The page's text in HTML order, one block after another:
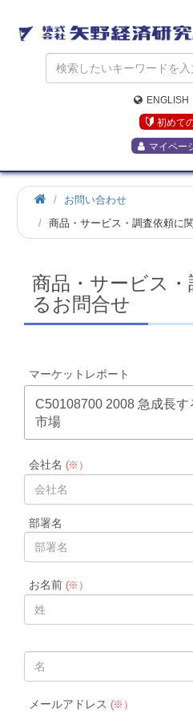
ENGLISH
初めて
マイペー
お問い合わせ
商品・サービス・調査依頼に
商品・サービス
るお問合せ
マーケットレポート
C50108700 2008 急成長
市場
会社名 (※）
部署名
お名前(※）
メールアドレス (※）